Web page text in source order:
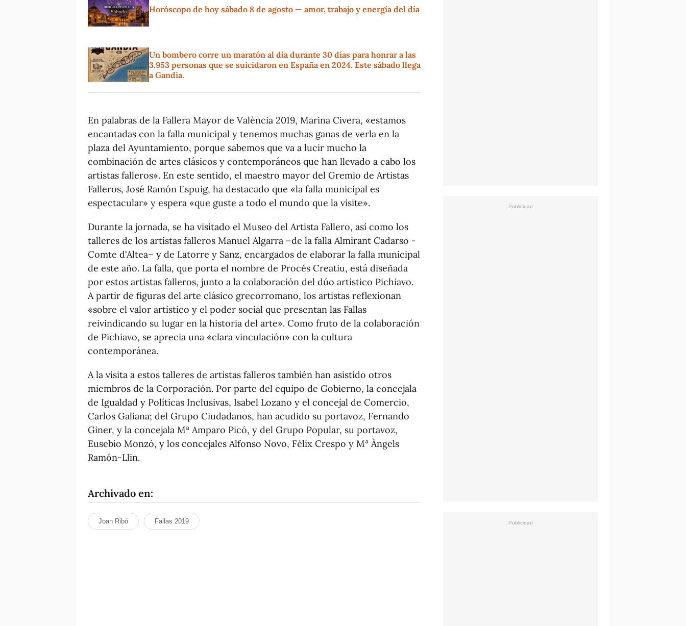
Horóscopo de hoy sábado 8 de agosto — amor, trabajo y energía del día
Un bombero corre un maratón al día durante 30 días para honrar a las
3.953 personas que se suicidaron en España en 2024. Este sábado llega
a Gandia.
En palabras de la Fallera Mayor de València 2019, Marina Civera, «estamos
encantadas con la falla municipal y tenemos muchas ganas de verla en la
plaza del Ayuntamiento, porque sabemos que va a lucir mucho la
combinación de artes clásicos y contemporáneos que han llevado a cabo los
artistas falleros». En este sentido, el maestro mayor del Gremio de Artistas
Falleros, José Ramón Espuig, ha destacado que «la falla municipal es
espectacular» y espera «que guste a todo el mundo que la visite».
Durante la jornada, se ha visitado el Museo del Artista Fallero, así como los
talleres de los artistas falleros Manuel Algarra –de la falla Almirant Cadarso -
Comte d'Altea– y de Latorre y Sanz, encargados de elaborar la falla municipal
de este año. La falla, que porta el nombre de Procés Creatiu, está diseñada
por estos artistas falleros, junto a la colaboración del dúo artístico Pichiavo.
A partir de figuras del arte clásico grecorromano, los artistas reflexionan
«sobre el valor artístico y el poder social que presentan las Fallas
reivindicando su lugar en la historia del arte». Como fruto de la colaboración
de Pichiavo, se aprecia una «clara vinculación» con la cultura
contemporánea.
A la visita a estos talleres de artistas falleros también han asistido otros
miembros de la Corporación. Por parte del equipo de Gobierno, la concejala
de Igualdad y Políticas Inclusivas, Isabel Lozano y el concejal de Comercio,
Carlos Galiana; del Grupo Ciudadanos, han acudido su portavoz, Fernando
Giner, y la concejala Mª Amparo Picó, y del Grupo Popular, su portavoz,
Eusebio Monzó, y los concejales Alfonso Novo, Félix Crespo y Mª Àngels
Ramón-Llin.
Archivado en:
Joan Ribó Fallas 2019